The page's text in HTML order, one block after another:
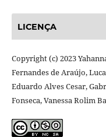
LICENÇA
Copyright (c) 2023
Fernandes de Araújo,
Eduardo Alves Cesar,
Fonseca, Vanessa Rolim